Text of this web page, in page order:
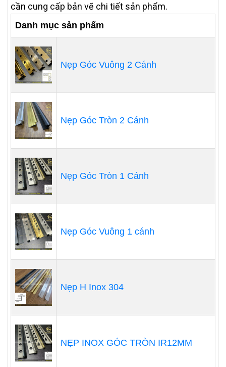
cần cung cấp bản vẽ chi tiết sản phẩm.
Danh mục sản phẩm
Nẹp Góc Vuông 2 Cánh
Nẹp Góc Tròn 2 Cánh
Nẹp Góc Tròn 1 Cánh
Nẹp Góc Vuông 1 cánh
Nẹp H Inox 304
NẸP INOX GÓC TRÒN IR12MM